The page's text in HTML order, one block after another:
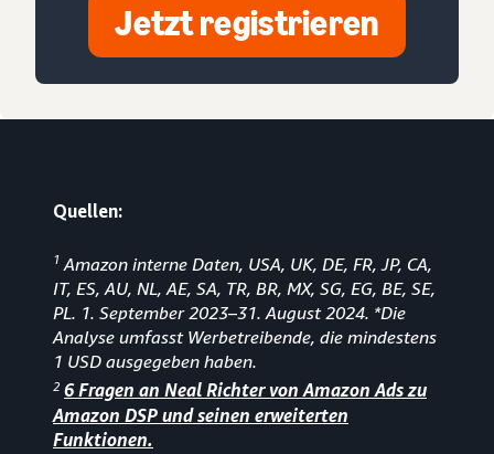
Jetzt registrieren
Quellen:
1 Amazon interne Daten, USA, UK, DE, FR, JP, CA,
IT, ES, AU, NL, AE, SA, TR, BR, MX, SG, EG, BE, SE,
PL. 1. September 2023–31. August 2024. *Die
Analyse umfasst Werbetreibende, die mindestens
1 USD ausgegeben haben.
2 6 Fragen an Neal Richter von Amazon Ads zu
Amazon DSP und seinen erweiterten
Funktionen.